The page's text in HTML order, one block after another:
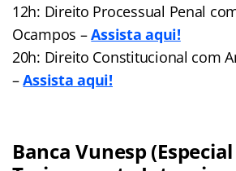
12h: Direito Processual Penal
Ocampos –Assista aqui!
20h: Direito Constitucional com
–Assista aqui!
Banca Vunesp (Especial